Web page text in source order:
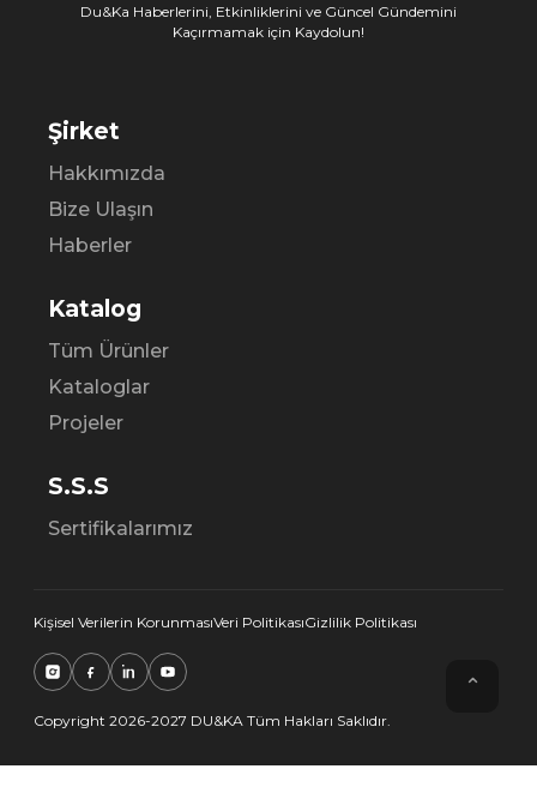
Du&Ka Haberlerini, Etkinliklerini ve Güncel Gündemini
Kaçırmamak için Kaydolun!
Şirket
Hakkımızda
Bize Ulaşın
Haberler
Katalog
Tüm Ürünler
Kataloglar
Projeler
S.S.S
Sertifikalarımız
Kişisel Verilerin KorunmasıVeri PolitikasıGizlilik Politikası
Copyright 2026-2027 DU&KA Tüm Hakları Saklıdır.
⌃